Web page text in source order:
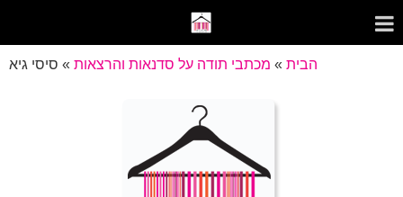
הבית» מכתבי תודה על סדנאות והרצאות» סיסי גיא